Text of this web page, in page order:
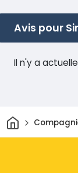
Avis pour
Il n'y a
Maison